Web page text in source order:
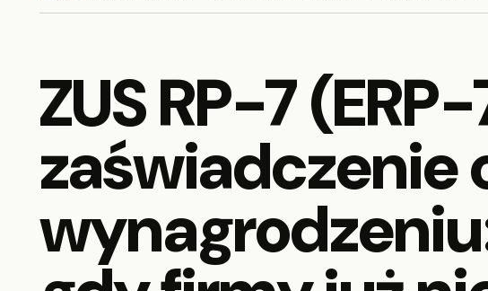
ZUS RP-7
zaświadczenie